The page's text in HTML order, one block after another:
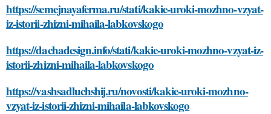
https://semejnayaferma.ru/stati/kakie-uroki-mozhno-vzyat-
iz-istorii-zhizni-mihaila-labkovskogo
https://dachadesign.info/stati/kakie-uroki-mozhno-vzyat-iz-
istorii-zhizni-mihaila-labkovskogo
https://vashsadluchshij.ru/novosti/kakie-uroki-mozhno-
vzyat-iz-istorii-zhizni-mihaila-labkovskogo